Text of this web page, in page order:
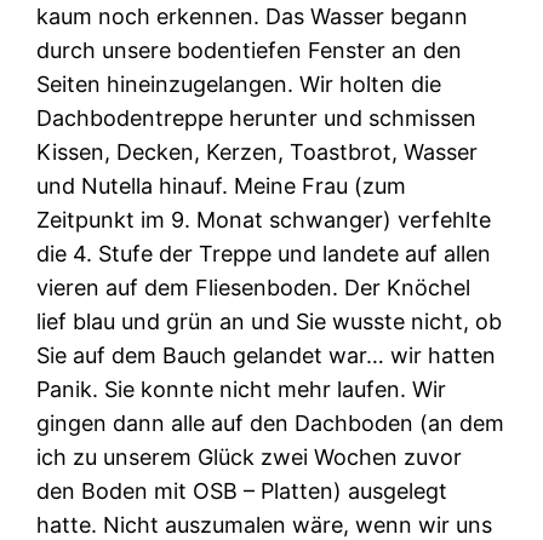
kaum noch erkennen. Das Wasser begann
durch unsere bodentiefen Fenster an den
Seiten hineinzugelangen. Wir holten die
Dachbodentreppe herunter und schmissen
Kissen, Decken, Kerzen, Toastbrot, Wasser
und Nutella hinauf. Meine Frau (zum
Zeitpunkt im 9. Monat schwanger) verfehlte
die 4. Stufe der Treppe und landete auf allen
vieren auf dem Fliesenboden. Der Knöchel
lief blau und grün an und Sie wusste nicht, ob
Sie auf dem Bauch gelandet war… wir hatten
Panik. Sie konnte nicht mehr laufen. Wir
gingen dann alle auf den Dachboden (an dem
ich zu unserem Glück zwei Wochen zuvor
den Boden mit OSB – Platten) ausgelegt
hatte. Nicht auszumalen wäre, wenn wir uns